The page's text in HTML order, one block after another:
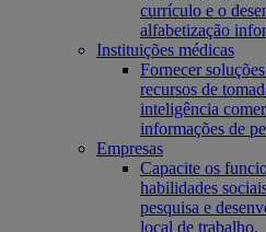
currículo e o
alfabetização
Instituições médicas
Fornecer
recursos de
inteligência
informações de
Empresas
Capacite os
habilidades
pesquisa e
local de trabalho.